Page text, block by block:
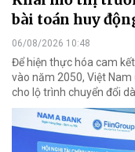
bài toán huy
06/08/2026 10:48
Để hiện thực hóa cam
vào năm 2050, Việt
cho lộ trình chuyển đổi